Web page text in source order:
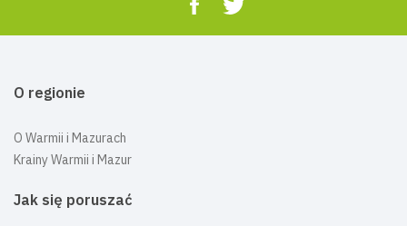
O regionie
O Warmii i Mazurach
Krainy Warmii i Mazur
Jak się poruszać